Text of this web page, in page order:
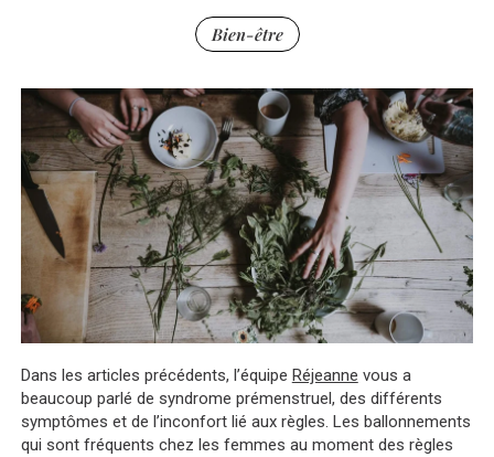
Bien-être
Dans les articles précédents, l’équipe Réjeanne vous a
beaucoup parlé de syndrome prémenstruel, des différents
symptômes et de l’inconfort lié aux règles. Les ballonnements
qui sont fréquents chez les femmes au moment des règles